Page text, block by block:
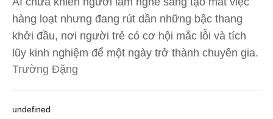
hàng loạt nhưng đang rút dần những bậc thang
khởi đầu, nơi người trẻ có cơ hội mắc lỗi và tích
lũy kinh nghiệm để một ngày trở thành chuyên gia.
Trường Đặng
undefined